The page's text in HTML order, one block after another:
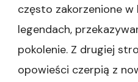
często zakorzenione
legendach,
pokolenie. Z drugiej
opowieści czerpią z